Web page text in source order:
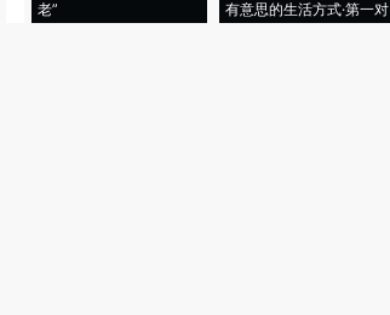
老”
有意思的生活方式·第一对